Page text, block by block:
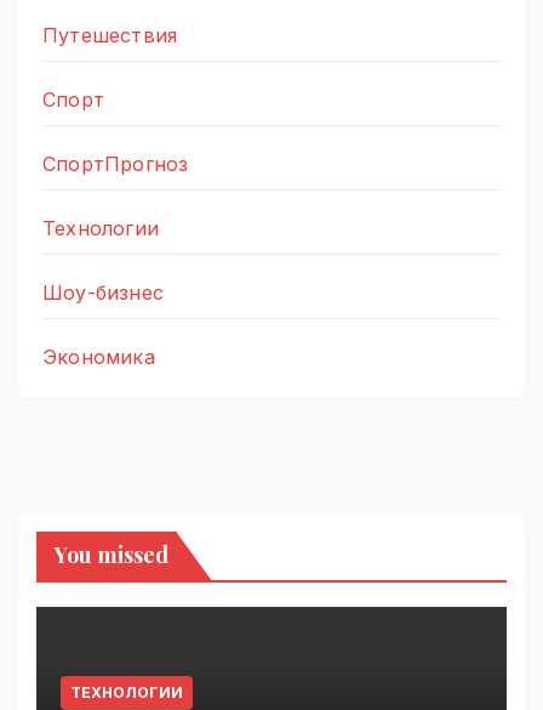
Путешествия
Спорт
СпортПрогноз
Технологии
Шоу-бизнес
Экономика
You missed
ТЕХНОЛОГИИ